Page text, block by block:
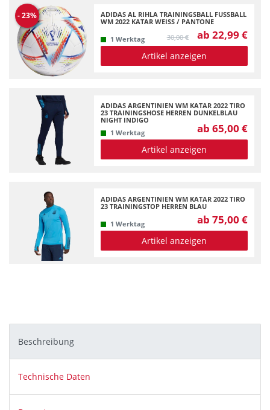
-23%
ADIDAS AL RIHLA TRAININGSBALL FUSSBALL W
M 2022 KATAR WEISS / PANTONE
1 Werktag 30,00 € ab 22,99 €
Artikel anzeigen
ADIDAS ARGENTINIEN WM KATAR 2022 TIRO
23 TRAININGSHOSE HERREN DUNKELBLAU
NIGHT INDIGO
1 Werktag ab 65,00 €
Artikel anzeigen
ADIDAS ARGENTINIEN WM KATAR 2022 TIRO
23 TRAININGSTOP HERREN BLAU
1 Werktag ab 75,00 €
Artikel anzeigen
Beschreibung
Technische Daten